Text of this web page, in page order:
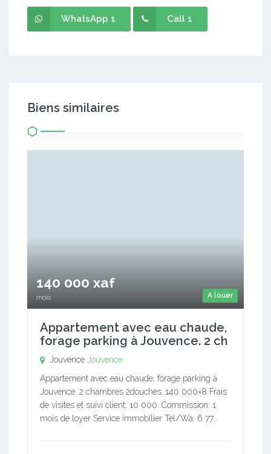
WhatsApp 1 Call 1
Biens similaires
A louer
140 000 xaf
mois
Appartement avec eau chaude,
forage parking à Jouvence. 2 ch
Jouvence Jouvence
Appartement avec eau chaude, forage parking à
Jouvence. 2 chambres 2douches..140 000×8 Frais
de visites et suivi client: 10 000. Commission: 1
mois de loyer Service immobilier Tél/Wa: 6 77…